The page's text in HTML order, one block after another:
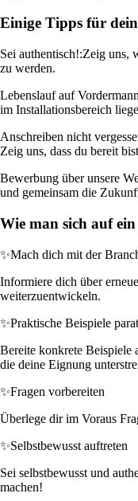
Einige Tipps für
Sei authentisch!:Zeig uns,
zu werden.
Lebenslauf auf
im Installationsbereich
Anschreiben nicht
Zeig uns, dass du bereit
Bewerbung über unsere
und gemeinsam die
Wie man sich auf
✨Mach dich mit der
Informiere dich über
weiterzuentwickeln.
✨Praktische Beispiele
Bereite konkrete Beispiele
die deine Eignung
✨Fragen vorbereiten
Überlege dir im Voraus
✨Selbstbewusst auftreten
Sei selbstbewusst und
machen!